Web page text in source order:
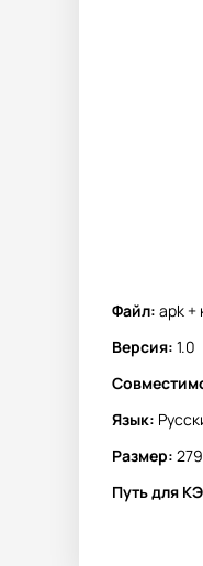
Файл: apk +
Версия: 1.0
Язык:
Размер:
Путь для